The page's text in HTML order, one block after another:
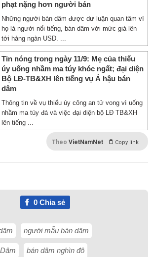
phạt nặng hơn người bán
Những người bán dâm được dư luận quan tâm vì
họ là người nổi tiếng, bán dâm với mức giá lên
tới hàng ngàn USD. ...
Tin nóng trong ngày 11/9: Mẹ của thiếu
úy uống nhầm ma túy khóc ngất; đại diện
Bộ LĐ-TB&XH lên tiếng vụ Á hậu bán
dâm
Thông tin về vụ thiếu úy công an tử vong vì uống
nhầm ma túy đá và việc đại diện bộ LĐ TB&XH
lên tiếng ...
Theo VietNamNet Copy link
0Chia sẻ
người mẫu bán dâm
bán dâm nghìn đô